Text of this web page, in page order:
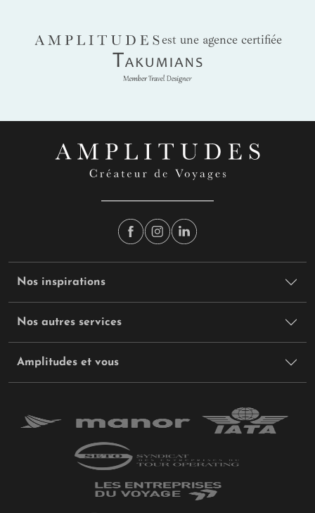
AMPLITUDES
est une agence certifiée
Takumians
Nos inspirations
Nos autres services
Amplitudes et vous